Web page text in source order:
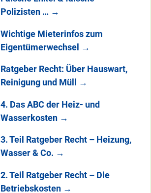
Polizisten … →
Wichtige Mieterinfos zum
Eigentümerwechsel →
Ratgeber Recht: Über Hauswart,
Reinigung und Müll
→
4. Das ABC der Heiz- und
Wasserkosten →
3. Teil Ratgeber Recht – Heizung,
Wasser & Co. →
2. Teil Ratgeber Recht – Die
Betriebskosten →
zwei Hahnebergen
kam
100 Jahre
Heerstraße